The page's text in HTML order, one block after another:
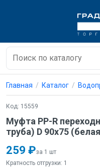
Главная Каталог
Код: 15559
Муфта PP-R
труба) D 90х75
259 ₽за 1 шт
Кратность отгрузки: 1